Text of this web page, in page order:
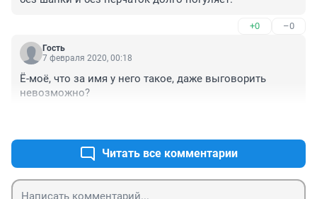
+0 –0
Гость
7 февраля 2020, 00:18
Ё-моё, что за имя у него такое, даже выговорить
невозможно?
Читать все комментарии